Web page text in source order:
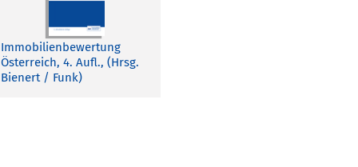
Immobilienbewertung
Österreich, 4. Aufl., (Hrsg.
Bienert / Funk)